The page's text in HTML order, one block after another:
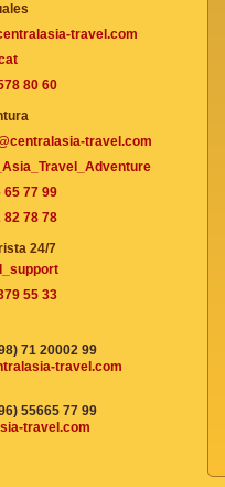
travel.com
80 60
travel.com
65 77 99
82 78 78
24/7
55 33
71 20002 99
travel.com
55665 77 99
travel.com